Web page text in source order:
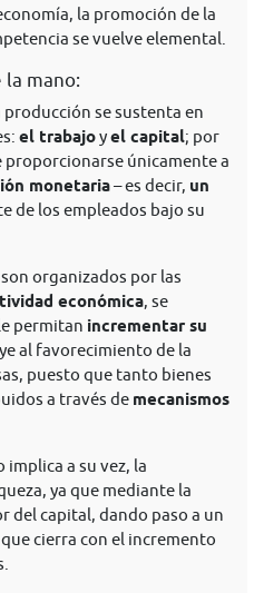
la promoción de la
se vuelve elemental.
la mano:
se sustenta en
el trabajoyel capital; por
proporcionarse únicamente a
monetaria– es decir, un
de los empleados bajo su
organizados por las
económica, se
permitan incrementar su
al favorecimiento de la
puesto que tanto bienes
a través de mecanismos
a su vez, la
ya que mediante la
del capital, dando paso a un
cierra con el incremento